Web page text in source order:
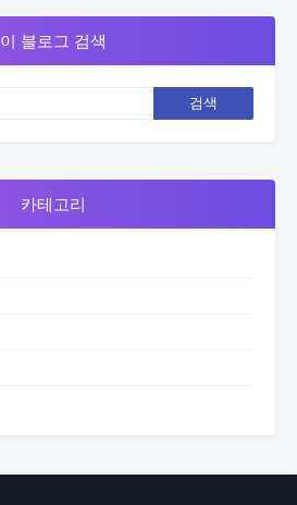
이 블로그 검색
카테고리